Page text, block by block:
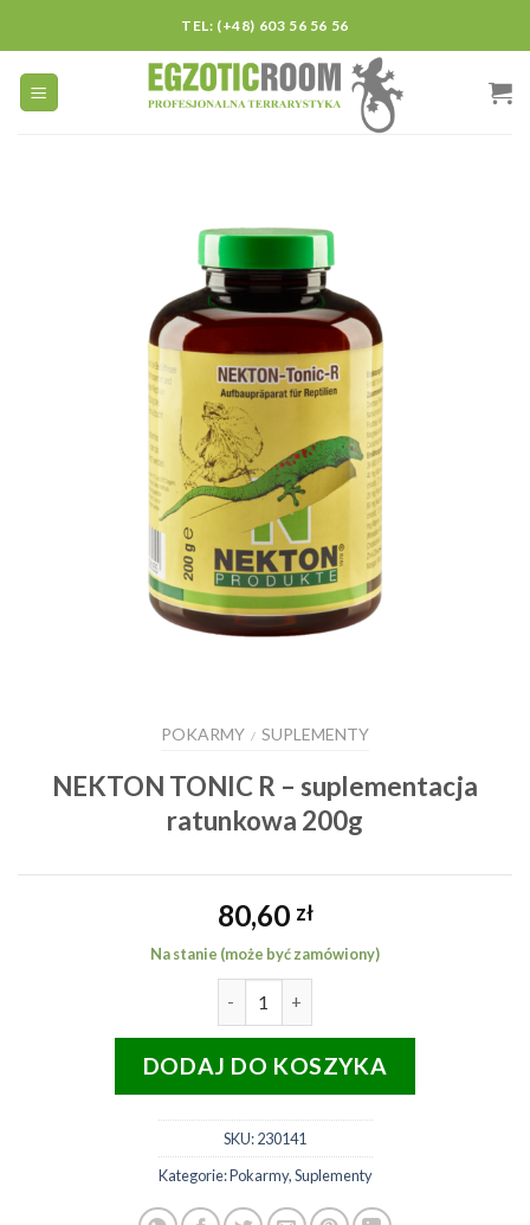
content
TEL: (+48) 603 56 56 56
POKARMY / SUPLEMENTY
NEKTON TONIC R – suplementacja
ratunkowa 200g
80,60 zł
Na stanie (może być zamówiony)
DODAJ DO KOSZYKA
SKU:230141
Kategorie:Pokarmy,Suplementy